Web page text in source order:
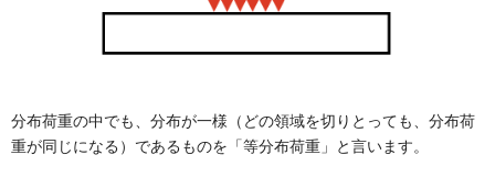
分布荷重の中でも、分布が一様（どの領域を切りとっても、分布荷
重が同じになる）であるものを「等分布荷重」と言います。